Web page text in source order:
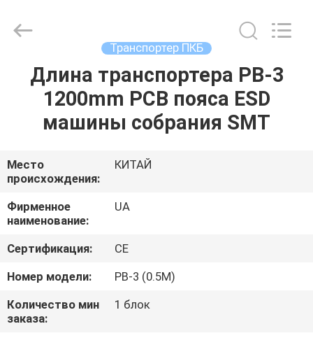
ДОМ
ПРОДУКТЫ
О
НАС
ПУТЕШЕСТВИЕ
ФАБРИКИ
ПРОВЕРКА
КАЧЕСТВА
AUTOMATION
LIMITED.
Транспортер ПКБ
Длина транспортера PB-3
1200mm PCB пояса ESD
машины собрания SMT
Место
происхождения:
КИТАЙ
Фирменное
наименование:
UA
Сертификация:
CE
Номер модели:
PB-3 (0.5M)
Количество мин
заказа:
1 блок